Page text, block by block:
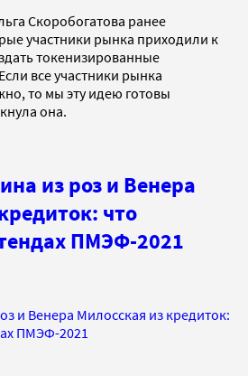
Скоробогатова ранее
участники рынка приходили к
токенизированные
все участники рынка
то мы эту идею готовы
она.
из роз и Венера
что
ПМЭФ-2021
и Венера Милосская из кредиток:
ПМЭФ-2021